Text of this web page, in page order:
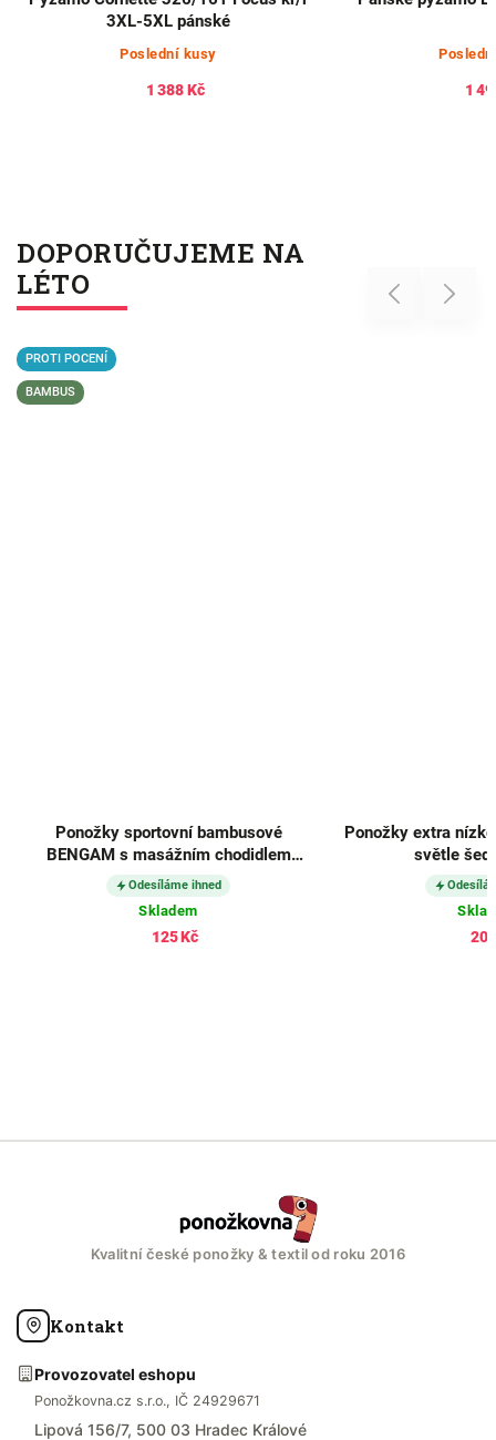
3XL-5XL pánské
Poslední kusy
1 388 Kč 1
DOPORUČUJEME NA
LÉTO
Previous
PROTI POCENÍ
BAMBUS
Ponožky sportovní bambusové
BENGAM s masážním chodidlem
ČERNÉ
Odesíláme ihned
Skladem
125 Kč
Ponožky extra
světle
Next
Kvalitní české ponožky & textil od roku 2016
Kontakt
Provozovatel eshopu
Ponožkovna.cz s.r.o., IČ 24929671
Lipová 156/7, 500 03 Hradec Králové